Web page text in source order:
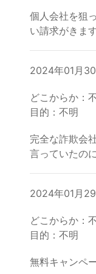
個人会社を狙
い請求がきま
2024年01月
どこからか：
目的：不明
完全な詐欺会
言っていたの
2024年01月
どこからか：
目的：不明
無料キャンペ